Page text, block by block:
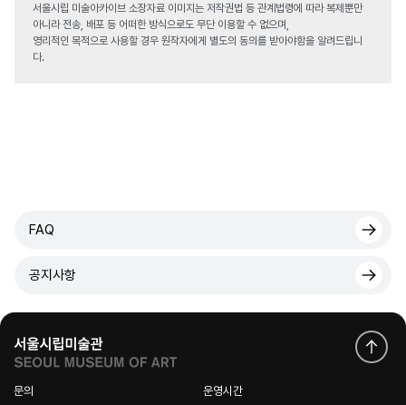
서울시립 미술아카이브 소장자료 이미지는 저작권법 등 관계법령에 따라 복제뿐만
아니라 전송, 배포 등 어떠한 방식으로도 무단 이용할 수 없으며,
영리적인 목적으로 사용할 경우 원작자에게 별도의 동의를 받아야함을 알려드립니
다.
FAQ
공지사항
문의
운영시간